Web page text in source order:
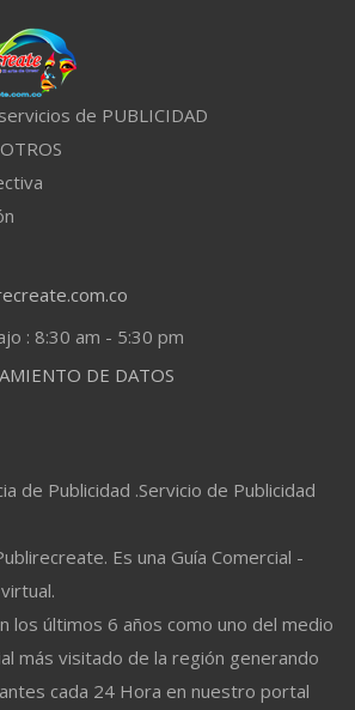
de PUBLICIDAD
: 8:30 am - 5:30 pm
DE DATOS
de Publicidad .Servicio de Publicidad
Es una Guía Comercial -
los últimos 6 años como uno del medio
más visitado de la región generando
cada 24 Hora en nuestro portal